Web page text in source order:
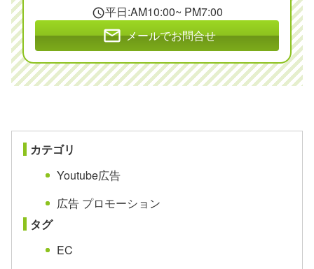
schedule平日:AM10:00~ PM7:00
mail メールでお問合せ
カテゴリ
Youtube広告
広告 プロモーション
タグ
EC